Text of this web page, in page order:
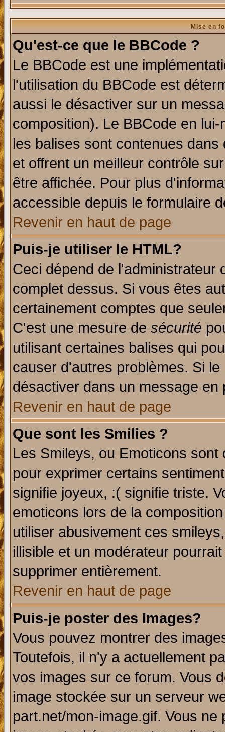
Mise en
Qu'est-ce que le BBCode ?
Le BBCode est une
l'utilisation du BBCode est
aussi le désactiver sur un
composition). Le BBCode en
les balises sont contenues
et offrent un meilleur contrôle
être affichée. Pour plus
accessible depuis le formulaire
Revenir en haut de page
Puis-je utiliser le HTML?
Ceci dépend de l'administrateur
complet dessus. Si vous êtes
certainement comptes que
C'est une mesure de sécurité
utilisant certaines balises qui
causer d'autres problèmes. Si
désactiver dans un message
Revenir en haut de page
Que sont les Smilies ?
Les Smileys, ou Emoticons
pour exprimer certains
signifie joyeux, :( signifie triste.
emoticons lors de la
utiliser abusivement ces
illisible et un modérateur
supprimer entièrement.
Revenir en haut de page
Puis-je poster des Images?
Vous pouvez montrer des
Toutefois, il n'y a actuellement
vos images sur ce forum. Vous
image stockée sur un serveur
part.net/mon-image.gif. Vous